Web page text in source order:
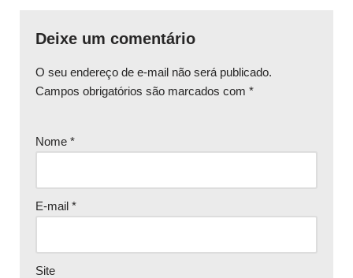
Deixe um comentário
O seu endereço de e-mail não será publicado.
Campos obrigatórios são marcados com *
Nome *
E-mail *
Site